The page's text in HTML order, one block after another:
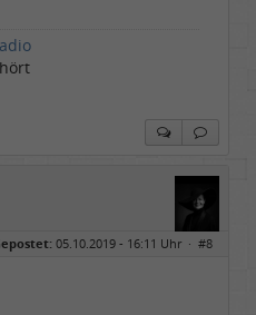
05.10.2019 - 16:11 Uhr · #8